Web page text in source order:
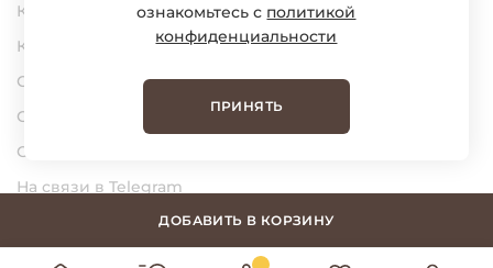
ДОБАВИТЬ В КОРЗИНУ
Карьера
Контакты
Статьи
Сертификаты
Обратная связь
На связи в Telegram
ознакомьтесь с политикой
конфиденциальности
ПРИНЯТЬ